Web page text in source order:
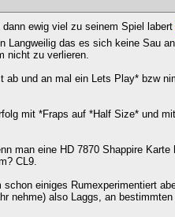
ewig viel zu seinem Spiel labert
das es sich keine Sau
nicht zu verlieren.
und an mal ein Lets Play* bzw
mit *Fraps auf *Half Size* und
man eine HD 7870 Shappire Karte
CL9.
einiges Rumexperimentiert
nehme) also Laggs, an